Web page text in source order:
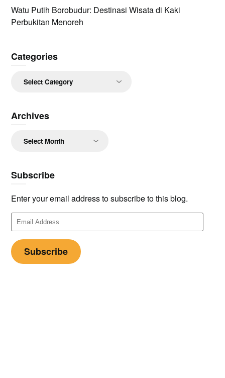
Watu Putih Borobudur: Destinasi Wisata di Kaki
Perbukitan Menoreh
Categories
Archives
Subscribe
Enter your email address to subscribe to this blog.
Email
Address
Subscribe